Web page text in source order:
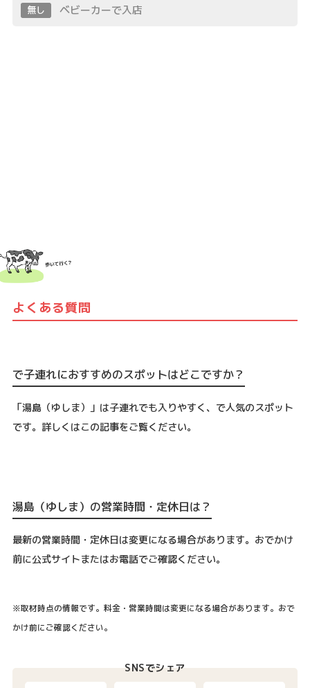
無し ベビーカーで入店
よくある質問
で子連れにおすすめのスポットはどこですか？
「湯島（ゆしま）」は子連れでも入りやすく、で人気のスポット
です。詳しくはこの記事をご覧ください。
湯島（ゆしま）の営業時間・定休日は？
最新の営業時間・定休日は変更になる場合があります。おでかけ
前に公式サイトまたはお電話でご確認ください。
※取材時点の情報です。料金・営業時間は変更になる場合があります。おで
かけ前にご確認ください。
SNSでシェア